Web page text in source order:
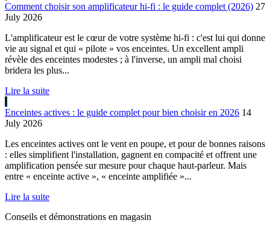
Comment choisir son amplificateur hi-fi : le guide complet (2026) 27
July 2026
L'amplificateur est le cœur de votre système hi-fi : c'est lui qui donne
vie au signal et qui « pilote » vos enceintes. Un excellent ampli
révèle des enceintes modestes ; à l'inverse, un ampli mal choisi
bridera les plus...
Lire la suite
Enceintes actives : le guide complet pour bien choisir en 2026 14
July 2026
Les enceintes actives ont le vent en poupe, et pour de bonnes raisons
: elles simplifient l'installation, gagnent en compacité et offrent une
amplification pensée sur mesure pour chaque haut-parleur. Mais
entre « enceinte active », « enceinte amplifiée »...
Lire la suite
Conseils et démonstrations en magasin